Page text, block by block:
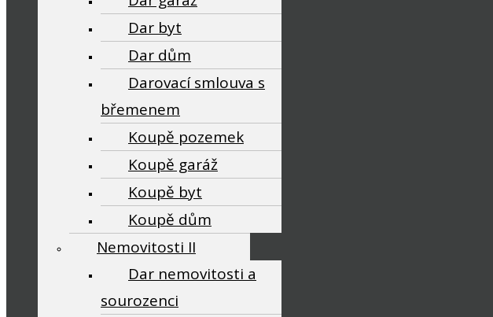
Dar byt
Dar dům
Darovací smlouva s
břemenem
Koupě pozemek
Koupě garáž
Koupě byt
Koupě dům
Nemovitosti II
Dar nemovitosti a
sourozenci